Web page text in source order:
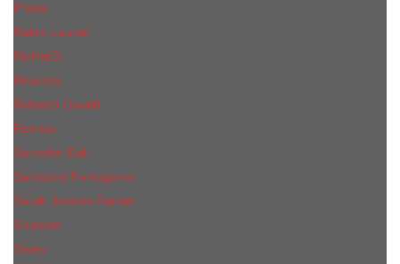
Prada
Ralph Lauren
RicHarD
Rihanna
Roberto Cavalli
Rochas
Salvador Dali
Salvatore Ferragamo
Sarah Jessica Parker
Shiseido
Sisley